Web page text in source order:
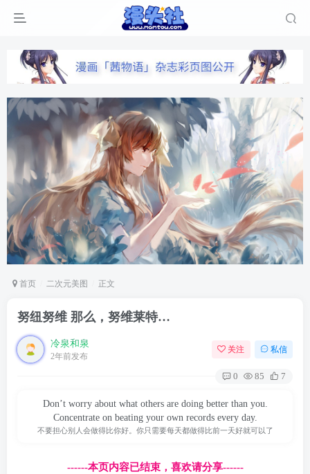
首页 二次元美图 正文
努纽努维 那么，努维莱特…
冷泉和泉
2年前发布
关注 私信
0 85 7
Don’t worry about what others are doing better than you.
Concentrate on beating your own records every day.
不要担心别人会做得比你好。你只需要每天都做得比前一天好就可以了
------本页内容已结束，喜欢请分享------